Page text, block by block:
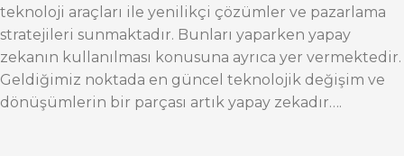
teknoloji araçları ile yenilikçi çözümler ve pazarlama
stratejileri sunmaktadır. Bunları yaparken yapay
zekanın kullanılması konusuna ayrıca yer vermektedir.
Geldiğimiz noktada en güncel teknolojik değişim ve
dönüşümlerin bir parçası artık yapay zekadır….